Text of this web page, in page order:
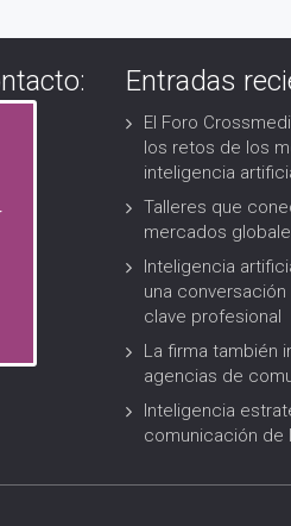
Entradas
El Foro
los retos de los
inteligencia
Talleres que
mercados
Inteligencia
una
clave profesional
La firma también
agencias de
Inteligencia
comunicación de